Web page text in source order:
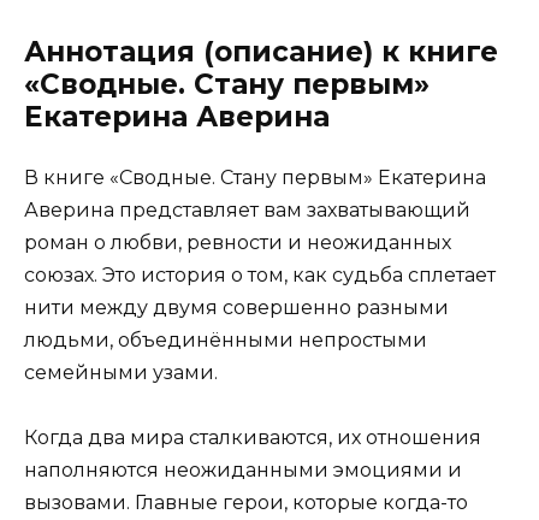
Аннотация (описание) к книге
«Сводные. Стану первым»
Екатерина Аверина
В книге «Сводные. Стану первым» Екатерина
Аверина представляет вам захватывающий
роман о любви, ревности и неожиданных
союзах. Это история о том, как судьба сплетает
нити между двумя совершенно разными
людьми, объединёнными непростыми
семейными узами.
Когда два мира сталкиваются, их отношения
наполняются неожиданными эмоциями и
вызовами. Главные герои, которые когда-то